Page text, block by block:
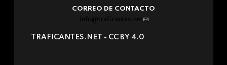
CORREO DE CONTACTO
info@traficantes.net (link
e-
TRAFICANTES.NET - CC BY 4.0